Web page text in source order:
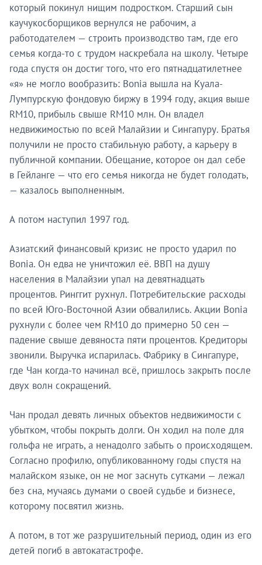
который покинул нищим подростком. Старший сын
каучукосборщиков вернулся не рабочим, а
работодателем — строить производство там, где его
семья когда-то с трудом наскребала на школу. Четыре
года спустя он достиг того, что его пятнадцатилетнее
«я» не могло вообразить: Bonia вышла на Куала-
Лумпурскую фондовую биржу в 1994 году, акция выше
RM10, прибыль свыше RM10 млн. Он владел
недвижимостью по всей Малайзии и Сингапуру. Братья
получили не просто стабильную работу, а карьеру в
публичной компании. Обещание, которое он дал себе
в Гейланге — что его семья никогда не будет голодать,
— казалось выполненным.
А потом наступил 1997 год.
Азиатский финансовый кризис не просто ударил по
Bonia. Он едва не уничтожил её. ВВП на душу
населения в Малайзии упал на девятнадцать
процентов. Ринггит рухнул. Потребительские расходы
по всей Юго-Восточной Азии обвалились. Акции Bonia
рухнули с более чем RM10 до примерно 50 сен —
падение свыше девяноста пяти процентов. Кредиторы
звонили. Выручка испарилась. Фабрику в Сингапуре,
где Чан когда-то начинал всё, пришлось закрыть после
двух волн сокращений.
Чан продал девять личных объектов недвижимости с
убытком, чтобы покрыть долги. Он ходил на поле для
гольфа не играть, а ненадолго забыть о происходящем.
Согласно профилю, опубликованному годы спустя на
малайском языке, он не мог заснуть сутками — лежал
без сна, мучаясь думами о своей судьбе и бизнесе,
которому посвятил жизнь.
А потом, в тот же разрушительный период, один из его
детей погиб в автокатастрофе.
Будьте в курсе раньше
других.
Brandmine Weekly выходит каждый вторник — новые